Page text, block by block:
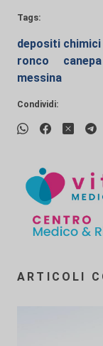
Tags:
depositi chimici
ronco
canepa
messina
Condividi:
ARTICOLI